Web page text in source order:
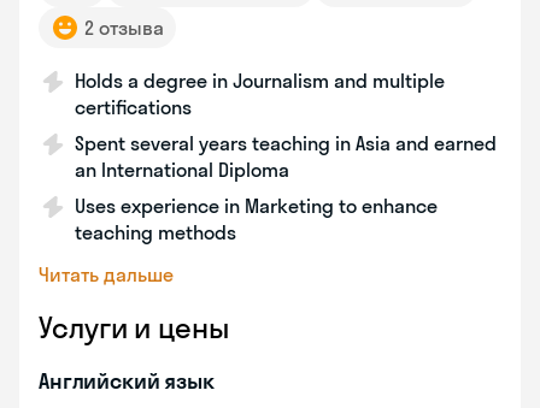
2 отзыва
Holds a degree in Journalism and multiple
certifications
Spent several years teaching in Asia and earned
an International Diploma
Uses experience in Marketing to enhance
teaching methods
Читать дальше
Услуги и цены
Английский язык